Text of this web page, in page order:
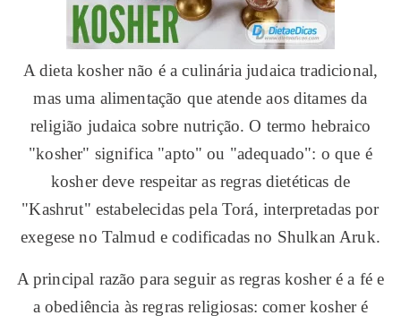
A dieta kosher não é a culinária judaica tradicional,
mas uma alimentação que atende aos ditames da
religião judaica sobre nutrição. O termo hebraico
"kosher" significa "apto" ou "adequado": o que é
kosher deve respeitar as regras dietéticas de
"Kashrut" estabelecidas pela Torá, interpretadas por
exegese no Talmud e codificadas no Shulkan Aruk.
A principal razão para seguir as regras kosher é a fé e
a obediência às regras religiosas: comer kosher é